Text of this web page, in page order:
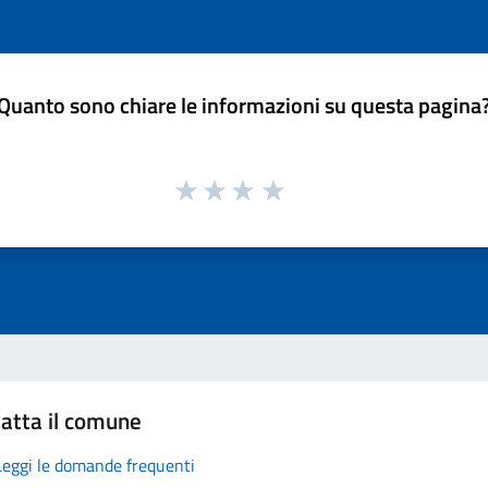
sono chiare le informazioni su questa
il comune
le domande frequenti